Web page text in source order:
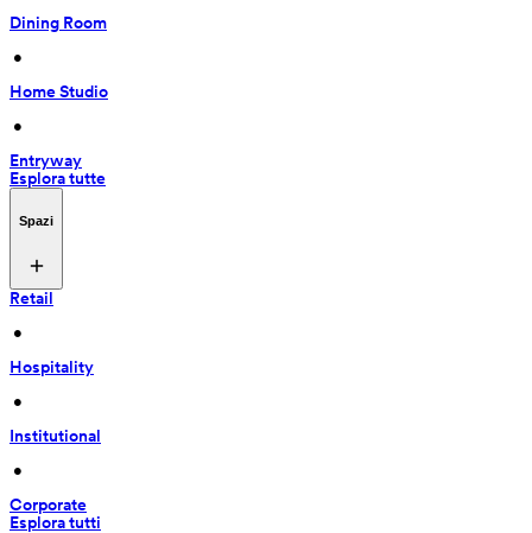
Dining Room
•
Home Studio
•
Entryway
Esplora tutte
Spazi
Retail
•
Hospitality
•
Institutional
•
Corporate
Esplora tutti